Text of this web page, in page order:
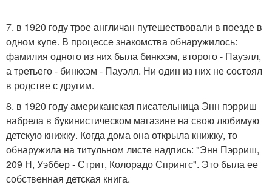
7. в 1920 году трое англичан путешествовали в поезде в
одном купе. В процессе знакомства обнаружилось:
фамилия одного из них была бинкхэм, второго - Пауэлл,
а третьего - бинкхэм - Пауэлл. Ни один из них не состоял
в родстве с другим.
8. в 1920 году американская писательница Энн пэрриш
набрела в букинистическом магазине на свою любимую
детскую книжку. Когда дома она открыла книжку, то
обнаружила на титульном листе надпись: "Энн Пэрриш,
209 Н, Уэббер - Стрит, Колорадо Спрингс". Это была ее
собственная детская книга.